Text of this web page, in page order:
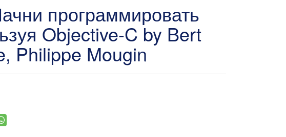
программировать
Objective-C by Bert
Philippe Mougin